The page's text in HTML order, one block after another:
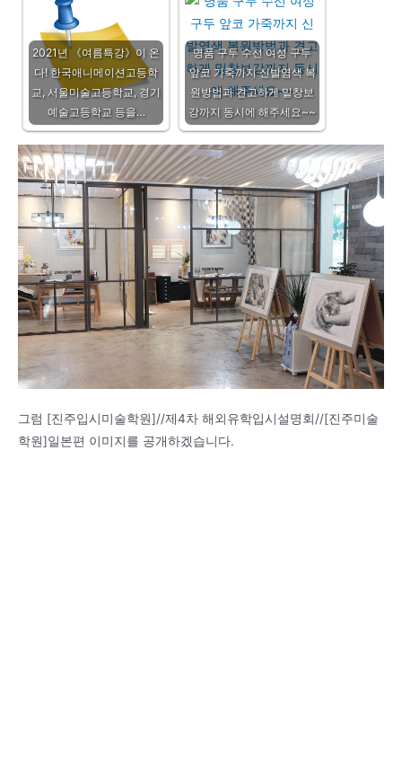
2021년 《여름특강》이 온
다! 한국애니메이션고등학
교, 서울미술고등학교, 경기
예술고등학교 등을…
명품 구두 수선 여성 구두
앞코 가죽까지 신발염색 복
원방법과 견고하게 밑창보
강까지 동시에 해주세요~~
그럼 [진주입시미술학원]//제4차 해외유학입시설명회//[진주미술
학원]일본편 이미지를 공개하겠습니다.